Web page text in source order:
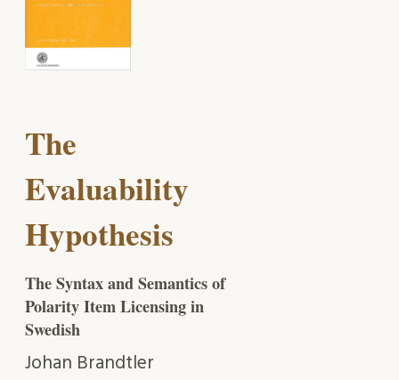
The
Evaluability
Hypothesis
The Syntax and Semantics of
Polarity Item Licensing in
Swedish
Johan Brandtler